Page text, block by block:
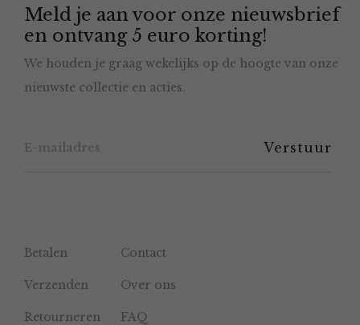
Meld je aan voor onze nieuwsbrief
en ontvang 5 euro korting!
We houden je graag wekelijks op de hoogte van onze
nieuwste collectie en acties.
Betalen Contact
Verzenden Over ons
Retourneren FAQ